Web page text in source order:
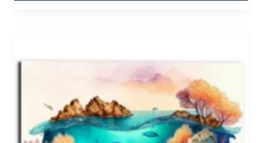
variations.
Les
peuvent
être